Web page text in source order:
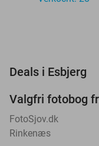
Deals i Esbjerg
Valgfri fotobog
FotoSjov.dk
Rinkenæs